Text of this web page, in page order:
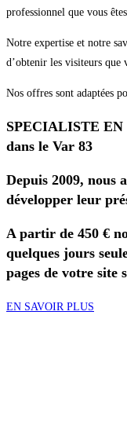
professionnel que vous
Notre expertise et notre
d’obtenir les visiteurs que
Nos offres sont adaptées
SPECIALISTE
dans le Var 83
Depuis 2009, nous
développer leur
A partir de 450 €
quelques jours
pages de votre site
EN SAVOIR PLUS